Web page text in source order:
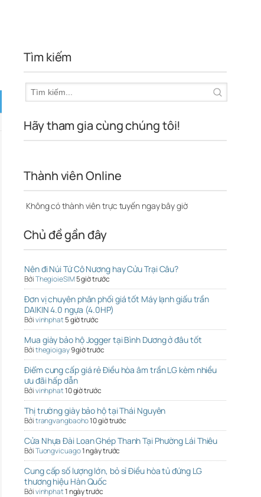
Tìm kiếm
Hãy tham gia cùng chúng tôi!
Thành viên Online
Không có thành viên trực tuyến ngay bây giờ
Chủ đề gần đây
Nên đi Núi Tứ Cô Nương hay Cửu Trại Câu?
BởiThegioieSIM5 giờ trước
Đơn vị chuyên phân phối giá tốt Máy lạnh giấu trần
DAIKIN 4.0 ngựa (4.0HP)
Bởivinhphat5 giờ trước
Mua giày bảo hộ Jogger tại Bình Dương ở đâu tốt
Bởithegioigay9 giờ trước
Điểm cung cấp giá rẻ Điều hòa âm trần LG kèm nhiều
ưu đãi hấp dẫn
Bởivinhphat10 giờ trước
Thị trường giày bảo hộ tại Thái Nguyên
Bởitrangvangbaoho10 giờ trước
Cửa Nhựa Đài Loan Ghép Thanh Tại Phường Lái Thiêu
BởiTuongvicuago1 ngày trước
Cung cấp số lượng lớn, bỏ sỉ Điều hòa tủ đứng LG
thương hiệu Hàn Quốc
Bởivinhphat1 ngày trước